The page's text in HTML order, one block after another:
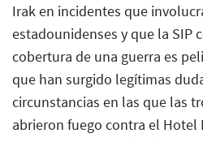
Irak en incidentes que
estadounidenses y que la SIP
cobertura de una guerra es
que han surgido legítimas
circunstancias en las que las
abrieron fuego contra el Hotel